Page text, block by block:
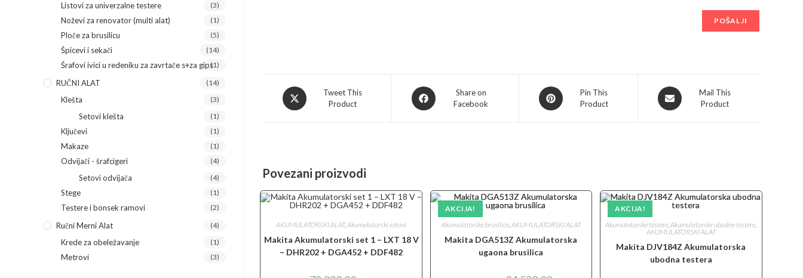
Opens
in
Tweet This
Product
Opens
in
Share on
Facebook
Opens
in
Pin This
Product
Opens
in
Mail This
Product
Povezani proizvodi
AKUMULATORSKI ALAT,Akumulatorski setovi
Makita Akumulatorski set 1 – LXT 18 V
– DHR202 + DGA452 + DDF482
AKCIJA!
Akumulatorske brusilice,AKUMULATORSKI ALAT
Makita DGA513Z Akumulatorska
ugaona brusilica
AKCIJA!
Akumulatorske testere,Akumulatorske ubodne testere,
AKUMULATORSKI ALAT
Makita DJV184Z Akumulatorska
ubodna testera
Listovi za univerzalne testere (3)
Noževi za renovator (multi alat) (1)
Ploče za brusilicu (5)
Špicevi i sekači (14)
Šrafovi ivici u redeniku za zavrtače s+za gips(1)
RUČNI ALAT (14)
Klešta (3)
Setovi klešta (1)
Ključevi (1)
Makaze (1)
Odvijači - šrafcigeri (4)
Setovi odvijača (4)
Stege (1)
Testere i bonsek ramovi (2)
Ručni Merni Alat (4)
Krede za obeležavanje (1)
Metrovi (3)